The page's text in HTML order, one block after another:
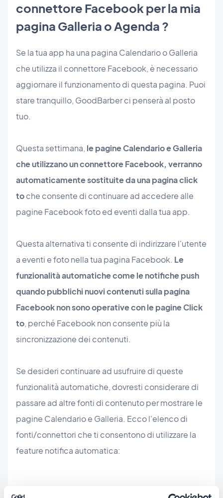
connettore Facebook per la mia
pagina Galleria o Agenda ?
Se la tua app ha una pagina Calendario o Galleria
che utilizza il connettore Facebook, è necessario
aggiornare il funzionamento di questa pagina. Puoi
stare tranquillo, GoodBarber ci penserà al posto
tuo.
Questa settimana, le pagine Calendario e Galleria
che utilizzano un connettore Facebook, verranno
automaticamente sostituite da una pagina click
toche consente di continuare ad accedere alle
pagine Facebook foto ed eventi dalla tua app.
Questa alternativa ti consente di indirizzare l'utente
a eventi e foto nella tua pagina Facebook. Le
funzionalità automatiche come le notifiche push
quando pubblichi nuovi contenuti sulla pagina
Facebook non sono operative con le pagine Click
to, perché Facebook non consente più la
sincronizzazione dei contenuti.
Se desideri continuare ad usufruire di queste
funzionalità automatiche, dovresti considerare di
passare ad altre fonti di contenuto per mostrare le
pagine Calendario e Galleria. Ecco l'elenco di
fonti/connettori che ti consentono di utilizzare la
feature notifica automatica: